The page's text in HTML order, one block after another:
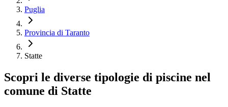
Puglia
Provincia di Taranto
Statte
Scopri le diverse tipologie di piscine nel
comune di Statte